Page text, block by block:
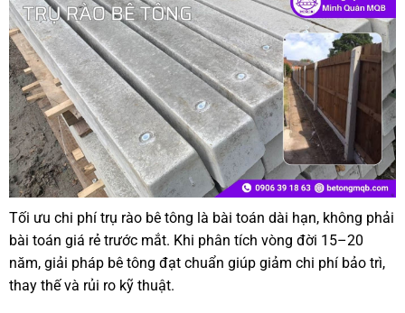
Tối ưu chi phí trụ rào bê tông là bài toán dài hạn, không phải
bài toán giá rẻ trước mắt. Khi phân tích vòng đời 15–20
năm, giải pháp bê tông đạt chuẩn giúp giảm chi phí bảo trì,
thay thế và rủi ro kỹ thuật.